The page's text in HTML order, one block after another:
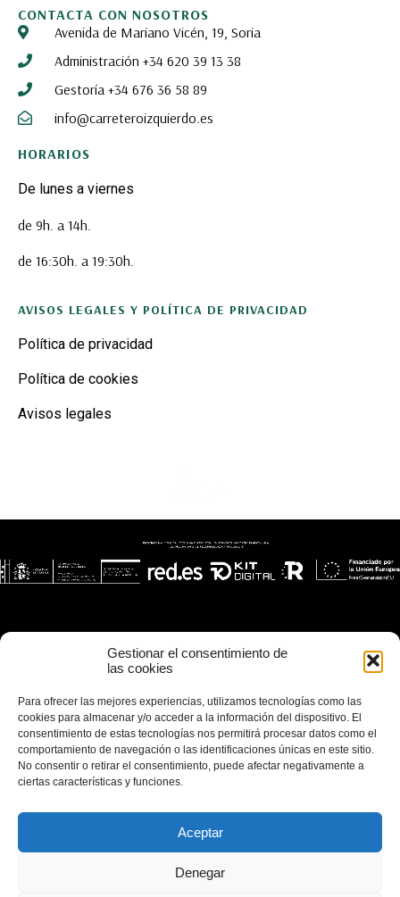
Gestionar el consentimiento de
las cookies
Para ofrecer las mejores experiencias, utilizamos tecnologías como las
cookies para almacenar y/o acceder a la información del dispositivo. El
consentimiento de estas tecnologías nos permitirá procesar datos como el
comportamiento de navegación o las identificaciones únicas en este sitio.
No consentir o retirar el consentimiento, puede afectar negativamente a
ciertas características y funciones.
Aceptar
Denegar
CONTACTA CON NOSOTROS
Avenida de Mariano Vicén, 19, Soria
Administración +34 620 39 13 38
Gestoría +34 676 36 58 89
info@carreteroizquierdo.es
HORARIOS
De lunes a viernes
de 9h. a 14h.
de 16:30h. a 19:30h.
AVISOS LEGALES Y POLÍTICA DE PRIVACIDAD
Política de privacidad
Política de cookies
Avisos legales